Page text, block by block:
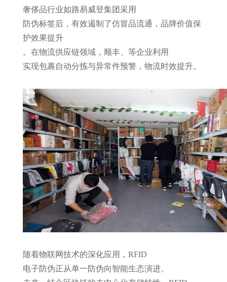
奢侈品行业如路易威登集团采用
防伪标签后，有效遏制了仿冒品流通，品牌价值保
护效果提升
。在物流供应链领域，顺丰、 等企业利用
实现包裹自动分拣与异常件预警，物流时效提升。
随着物联网技术的深化应用， RFID
电子防伪正从单一防伪向智能生态演进。